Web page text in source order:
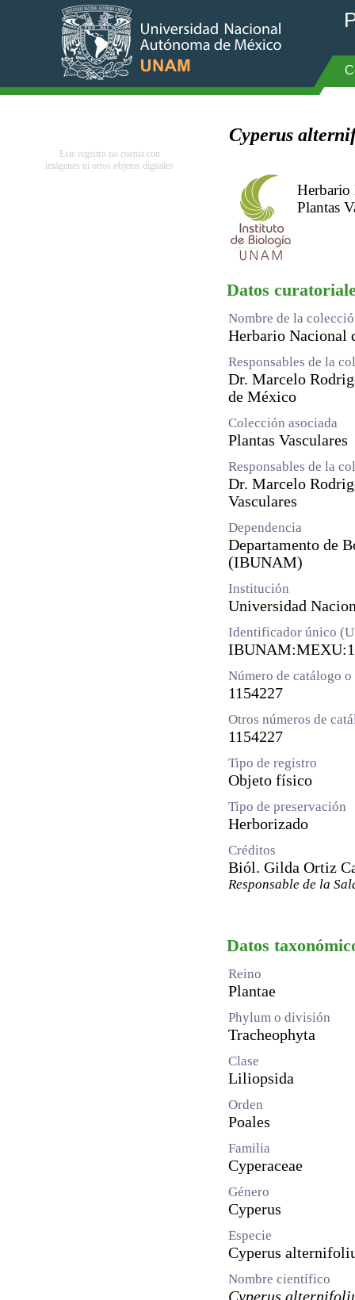
Este registro no cuenta con
imágenes ni otros objetos digitales
Cyperus
Plantas
Datos
Nombre de la
Herbario
Responsables de la
Dr. Marcelo
de México
Colección asociada
Plantas Vasculares
Responsables de la
Dr. Marcelo
Vasculares
Dependencia
Departamento de
(IBUNAM)
Institución
Universidad
Identificador único
Número de catálogo
1154227
Otros números de
1154227
Tipo de registro
Objeto físico
Tipo de preservación
Herborizado
Créditos
Biól. Gilda Ortiz
Responsable de la
Datos
Reino
Plantae
Phylum o división
Tracheophyta
Clase
Liliopsida
Orden
Poales
Familia
Cyperaceae
Género
Cyperus
Especie
Cyperus
Nombre científico
Cyperus